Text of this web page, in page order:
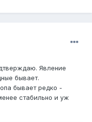
Явление
бывает.
бывает редко -
стабильно и уж